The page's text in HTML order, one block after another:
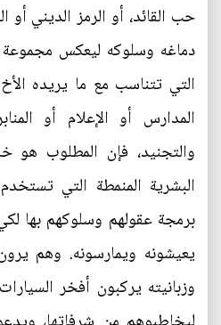
حب القائد، أو الرمز الديني أو
دماغه وسلوكه ليعكس مجموعة
التي تتناسب مع ما يريده
المدارس أو الإعلام أو
والتجنيد، فإن المطلوب هو
البشرية المنمطة التي
برمجة عقولهم وسلوكهم بها
يعيشونه ويمارسونه. وهم
وزبانيته يركبون أفخر